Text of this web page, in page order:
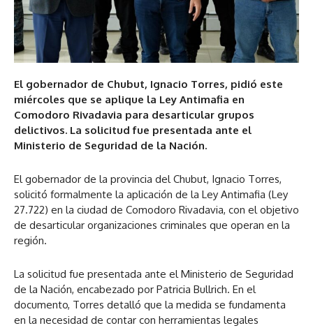
El gobernador de Chubut, Ignacio Torres, pidió este
miércoles que se aplique la Ley Antimafia en
Comodoro Rivadavia para desarticular grupos
delictivos. La solicitud fue presentada ante el
Ministerio de Seguridad de la Nación.
El gobernador de la provincia del Chubut, Ignacio Torres,
solicitó formalmente la aplicación de la Ley Antimafia (Ley
27.722) en la ciudad de Comodoro Rivadavia, con el objetivo
de desarticular organizaciones criminales que operan en la
región.
La solicitud fue presentada ante el Ministerio de Seguridad
de la Nación, encabezado por Patricia Bullrich. En el
documento, Torres detalló que la medida se fundamenta
en la necesidad de contar con herramientas legales